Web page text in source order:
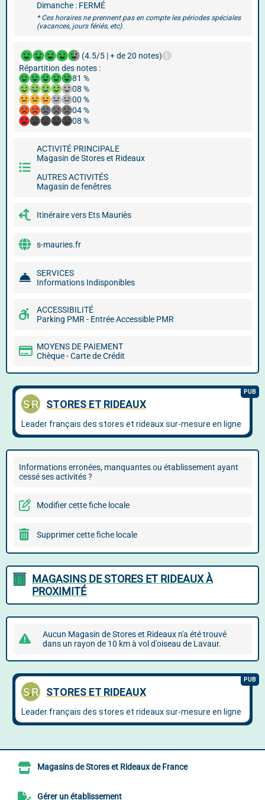
Dimanche : FERMÉ
* Ces horaires ne prennent pas en compte les périodes spéciales
(vacances, jours fériés, etc).
(4.5/5 | + de 20 notes)
Répartition des notes :
81 %
08 %
00 %
04 %
08 %
ACTIVITÉ PRINCIPALE
Magasin de Stores et Rideaux
AUTRES ACTIVITÉS
Magasin de fenêtres
Itinéraire vers Ets Mauriès
s-mauries.fr
SERVICES
Informations Indisponibles
ACCESSIBILITÉ
Parking PMR - Entrée Accessible PMR
MOYENS DE PAIEMENT
Chèque - Carte de Crédit
Informations erronées, manquantes ou établissement ayant
cessé ses activités ?
Modifier cette fiche locale
Supprimer cette fiche locale
MAGASINS DE STORES ET RIDEAUX À
PROXIMITÉ
Aucun Magasin de Stores et Rideaux n'a été trouvé
dans un rayon de 10 km à vol d'oiseau de Lavaur.
Magasins de Stores et Rideaux de France
Gérer un établissement